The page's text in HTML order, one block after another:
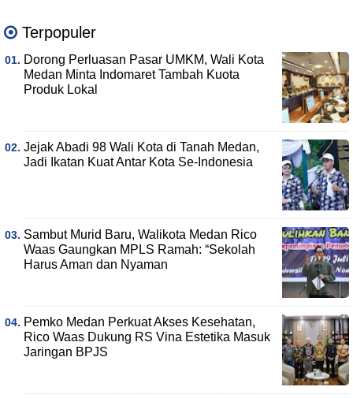
Terpopuler
Dorong Perluasan Pasar UMKM, Wali Kota
Medan Minta Indomaret Tambah Kuota
Produk Lokal
Jejak Abadi 98 Wali Kota di Tanah Medan,
Jadi Ikatan Kuat Antar Kota Se-Indonesia
Sambut Murid Baru, Walikota Medan Rico
Waas Gaungkan MPLS Ramah: “Sekolah
Harus Aman dan Nyaman
Pemko Medan Perkuat Akses Kesehatan,
Rico Waas Dukung RS Vina Estetika Masuk
Jaringan BPJS